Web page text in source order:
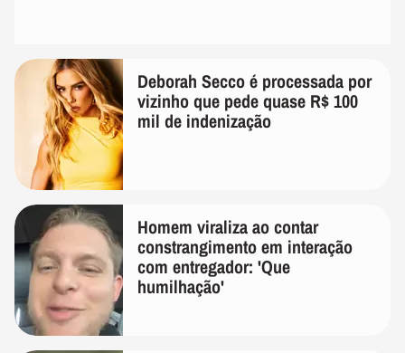
Deborah Secco é processada por
vizinho que pede quase R$ 100
mil de indenização
Homem viraliza ao contar
constrangimento em interação
com entregador: 'Que
humilhação'